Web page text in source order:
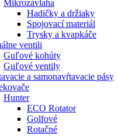
Mikrozávlaha
Hadičky a držiaky
Spojovací materiál
Trysky a kvapkáče
ventili
Guľové kohúty
Guľové ventily
a samonavŕtavacie pásy
Hunter
ECO Rotator
Golfové
Rotačné